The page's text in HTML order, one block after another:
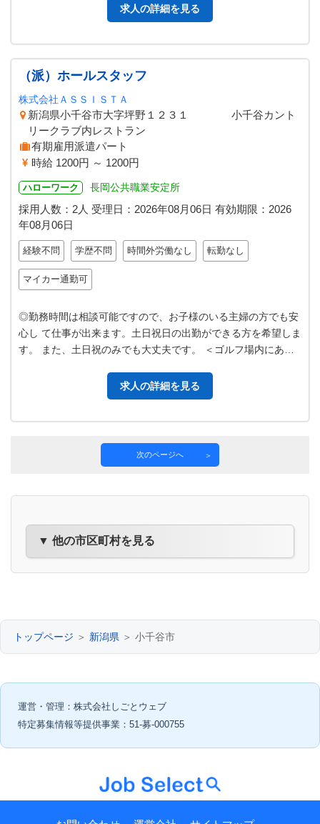
求人の詳細を見る
（派）ホールスタッフ
株式会社ＡＳＳＩＳＴＡ
新潟県小千谷市大字坪野１２３１ 小千谷カント
リークラブ内レストラン
有期雇用派遣パート
時給 1200円 ～ 1200円
ハローワーク 長岡公共職業安定所
採用人数：2人 受理日： 2026年08月06日 有効期限： 2026
年08月06日
経験不問 学歴不問 時間外労働なし 転勤なし
マイカー通勤可
◎勤務時間は相談可能ですので、お子様のいる主婦の方でも安
心し て仕事が出来ます。土日祝日の出勤ができる方を希望しま
す。 また、土日祝のみでも大丈夫です。 ＜ゴルフ場内にある
求人の詳細を見る
次のページへ
▼ 他の市区町村を見る
トップページ ＞ 新潟県 ＞ 小千谷市
運営・管理：株式会社しごとウェブ
特定募集情報等提供事業：51-募-000755